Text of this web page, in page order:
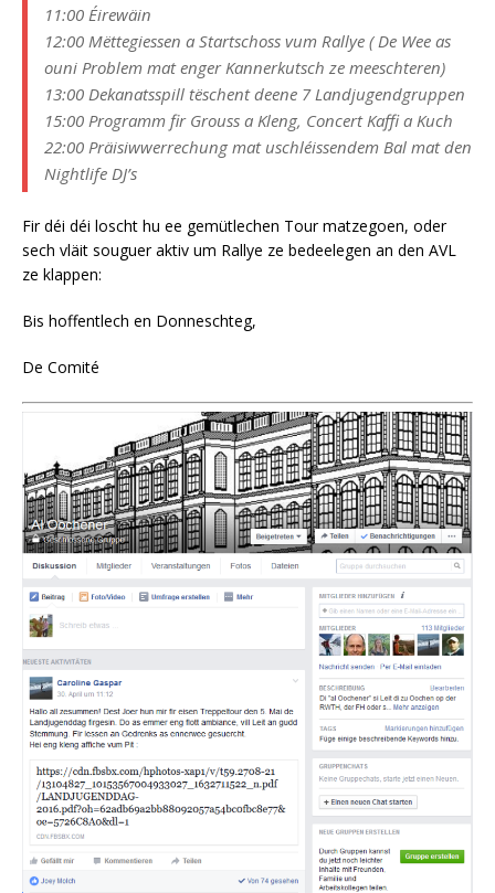
11:00 Éirewäin
12:00 Mëttegiessen a Startschoss vum Rallye ( De Wee as
ouni Problem mat enger Kannerkutsch ze meeschteren)
13:00 Dekanatsspill tëschent deene 7 Landjugendgruppen
15:00 Programm fir Grouss a Kleng, Concert Kaffi a Kuch
22:00 Präisiwwerrechung mat uschléissendem Bal mat den
Nightlife DJ’s
Fir déi déi loscht hu ee gemütlechen Tour matzegoen, oder
sech vläit souguer aktiv um Rallye ze bedeelegen an den AVL
ze klappen:
Bis hoffentlech en Donneschteg,
De Comité